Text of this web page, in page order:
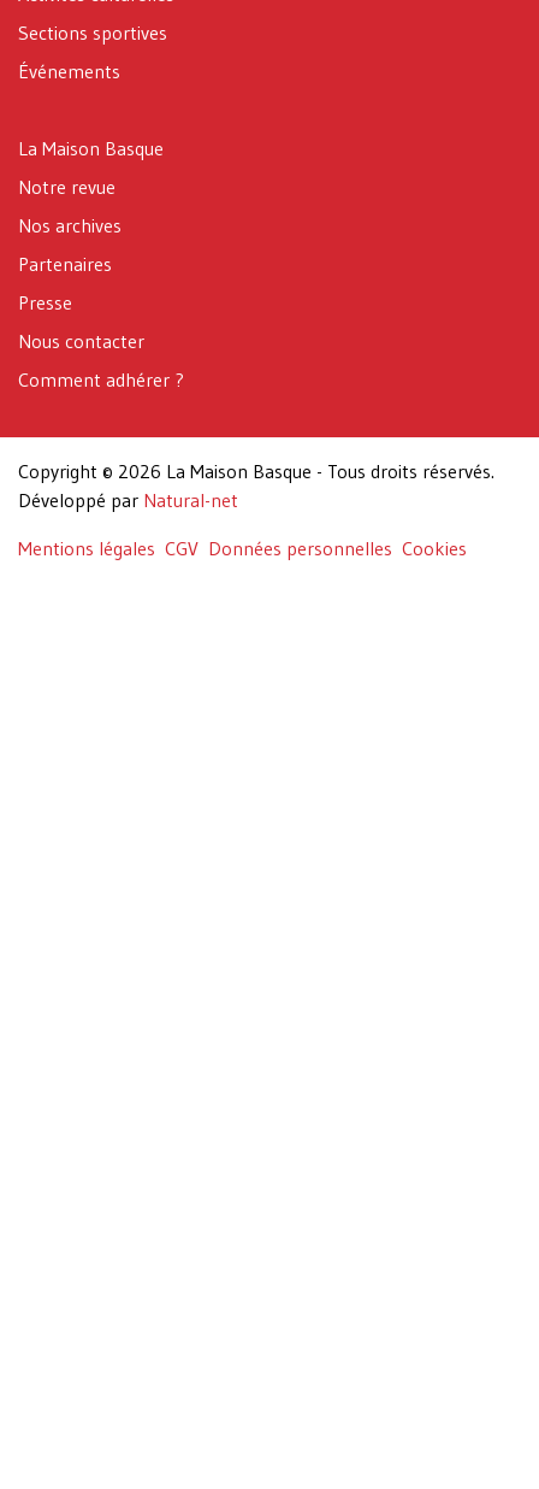
Sections sportives
Événements
La Maison Basque
Notre revue
Nos archives
Partenaires
Presse
Nous contacter
Comment adhérer ?
Copyright © 2026 La Maison Basque - Tous droits réservés.
Développé par Natural-net
Mentions légales CGV Données personnelles Cookies